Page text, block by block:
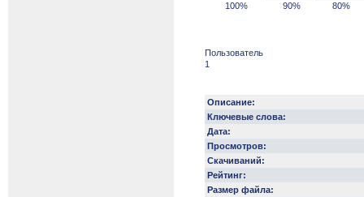
100% 90% 80%
Пользователь
1
Описание:
Ключевые слова:
Дата:
Просмотров:
Скачиваний:
Рейтинг:
Размер файла: